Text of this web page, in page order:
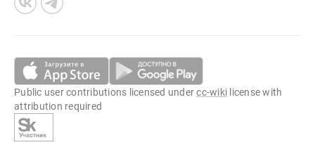
Public user contributions licensed undercc-wiki license with
attribution required